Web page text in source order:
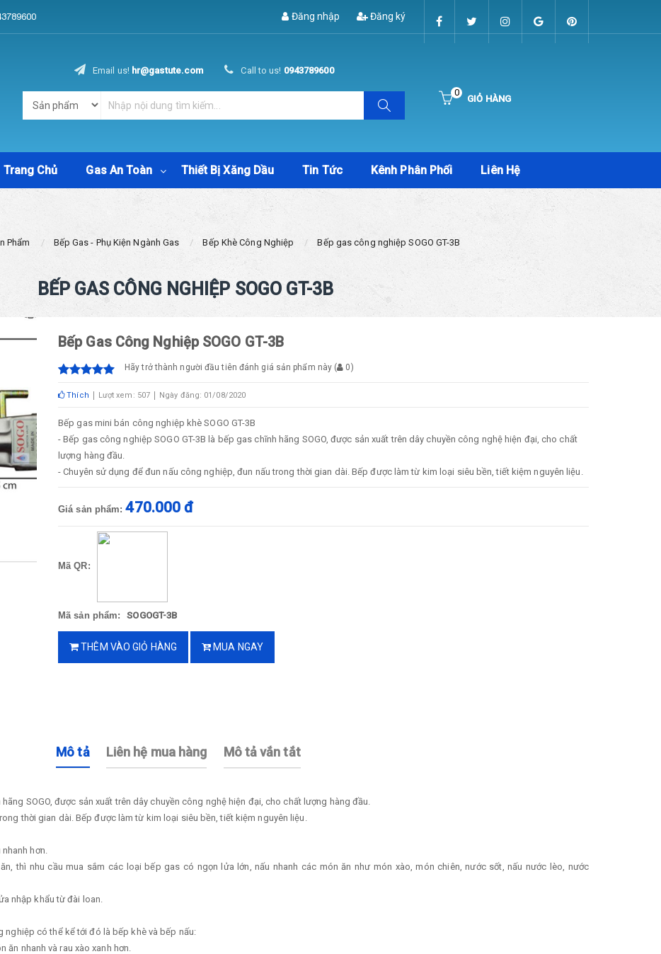
Đăng nhập Đăng ký
Email us! hr@gastute.com Call to us! 0943789600
GIỎ HÀNG
0
Trang Chủ Gas An Toàn Thiết Bị Xăng Dầu Tin Tức Kênh Phân Phối Liên Hệ
Phẩm Bếp Gas - Phụ Kiện Ngành Gas Bếp Khè Công Nghiệp Bếp gas công nghiệp SOGO GT-3B
BẾP GAS CÔNG NGHIỆP SOGO GT-3B
Bếp Gas Công Nghiệp SOGO GT-3B
Hãy trở thành người đầu tiên đánh giá sản phẩm này ( 0)
Thích Lượt xem: 507 Ngày đăng: 01/08/2020
Bếp gas mini bán công nghiệp khè SOGO GT-3B
- Bếp gas công nghiệp SOGO GT-3B là bếp gas chĩnh hãng SOGO, được sản xuất trên dây chuyền công nghệ hiện đại, cho chất
lượng hàng đầu.
- Chuyên sử dụng để đun nấu công nghiệp, đun nấu trong thời gian dài. Bếp được làm từ kim loại siêu bền, tiết kiệm nguyên liệu.
Giá sản phẩm:470.000 đ
Mã QR:
Mã sản phẩm: SOGOGT-3B
THÊM VÀO GIỎ HÀNG MUA NGAY
Mô tả Liên hệ mua hàng Mô tả vắn tắt
SOGO, được sản xuất trên dây chuyền công nghệ hiện đại, cho chất lượng hàng đầu.
thời gian dài. Bếp được làm từ kim loại siêu bền, tiết kiệm nguyên liệu.
hơn.
thì nhu cầu mua sắm các loại bếp gas có ngọn lửa lớn, nấu nhanh các món ăn như món xào, món chiên, nước sốt, nấu nước lèo, nước
từ đài loan.
có thể kể tới đó là bếp khè và bếp nấu:
nhanh và rau xào xanh hơn.